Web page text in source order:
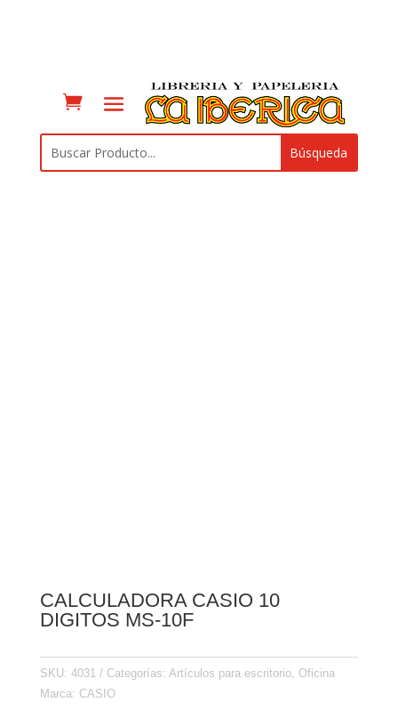
CALCULADORA CASIO 10
DIGITOS MS-10F
SKU: 4031 Categorías: Artículos para escritorio, Oficina
Marca: CASIO